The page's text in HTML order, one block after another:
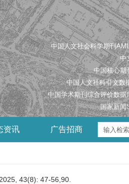
中国人文社会科学期刊
中
中国核心期
中国人文社科引文数
中国学术期刊综合评价数据
国家新闻
资讯 广告招商
43(8): 47-56,90.